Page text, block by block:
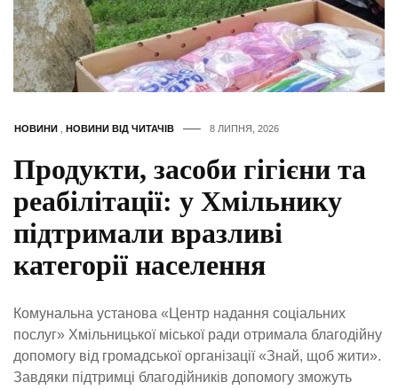
НОВИНИ НОВИНИ ВІД ЧИТАЧІВ 8 ЛИПНЯ, 2026
Продукти, засоби гігієни та
реабілітації: у Хмільнику
підтримали вразливі
категорії населення
Комунальна установа «Центр надання соціальних
послуг» Хмільницької міської ради отримала благодійну
допомогу від громадської організації «Знай, щоб жити».
Завдяки підтримці благодійників допомогу зможуть